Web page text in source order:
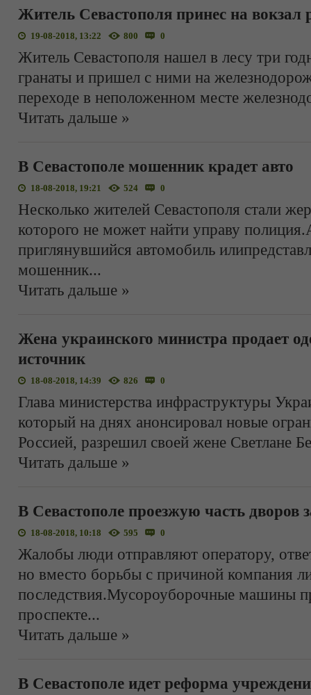
Житель Севастополя принес на вокзал
19-08-2018, 13:22 800 0
Житель Севастополя нашел в лесу три
гранаты и пришел с ними на
переходе в неположенном месте
Читать дальше »
В Cевастополе мошенник крадет авто
18-08-2018, 19:21 524 0
Несколько жителей Севастополя стали
которого не может найти управу
приглянувшийся автомобиль
мошенник...
Читать дальше »
Жена украинского министра продает
источник
18-08-2018, 14:39 826 0
Глава министерства инфраструктуры
который на днях анонсировал новые
Россией, разрешил своей жене Светлане
Читать дальше »
В Севастополе проезжую часть дворов
18-08-2018, 10:18 595 0
Жалобы люди отправляют оператору,
но вместо борьбы с причиной компания
последствия.Мусороуборочные машины
проспекте...
Читать дальше »
В Севастополе идет реформа